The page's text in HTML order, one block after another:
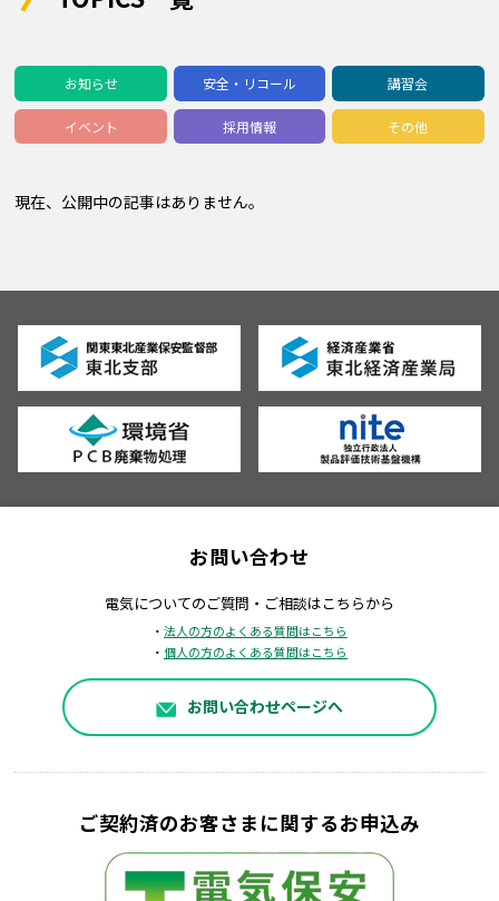
お知らせ 安全・リコール 講習会
イベント 採用情報 その他
現在、公開中の記事はありません。
お問い合わせ
電気についてのご質問・ご相談はこちらから
・ 法人の方のよくある質問はこちら
・ 個人の方のよくある質問はこちら
お問い合わせページへ
ご契約済のお客さまに関するお申込み